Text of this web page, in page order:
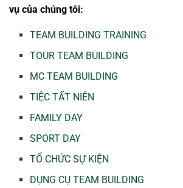
vụ của chúng tôi:
TEAM BUILDING TRAINING
TOUR TEAM BUILDING
MC TEAM BUILDING
TIỆC TẤT NIÊN
FAMILY DAY
SPORT DAY
TỔ CHỨC SỰ KIỆN
DỤNG CỤ TEAM BUILDING